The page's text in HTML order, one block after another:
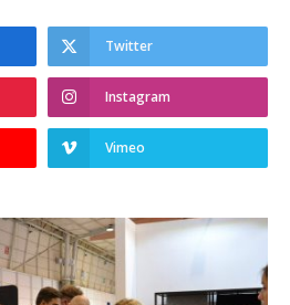
Twitter
Instagram
Vimeo